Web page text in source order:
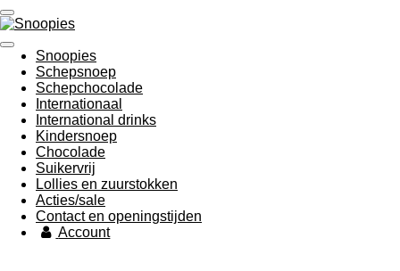
Ga
direct
naar
de
hoofdinhoud
Snoopies
Schepsnoep
Schepchocolade
Internationaal
International drinks
Kindersnoep
Chocolade
Suikervrij
Lollies en zuurstokken
Acties/sale
Contact en openingstijden
Account